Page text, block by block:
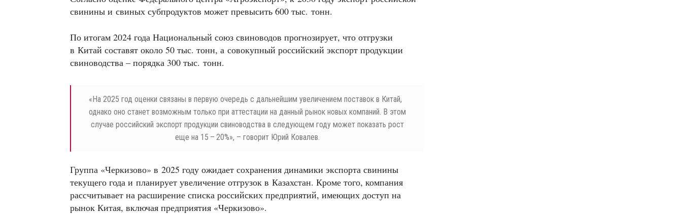
свинины и свиных субпродуктов может превысить 600 тыс. тонн.
По итогам 2024 года Национальный союз свиноводов прогнозирует, что отгрузки
в Китай составят около 50 тыс. тонн, а совокупный российский экспорт продукции
свиноводства – порядка 300 тыс. тонн.
«На 2025 год оценки связаны в первую очередь с дальнейшим увеличением поставок в Китай,
однако оно станет возможным только при аттестации на данный рынок новых компаний. В этом
случае российский экспорт продукции свиноводства в следующем году может показать рост
еще на 15 – 20%», – говорит Юрий Ковалев.
Группа «Черкизово» в 2025 году ожидает сохранения динамики экспорта свинины
текущего года и планирует увеличение отгрузок в Казахстан. Кроме того, компания
рассчитывает на расширение списка российских предприятий, имеющих доступ на
рынок Китая, включая предприятия «Черкизово».